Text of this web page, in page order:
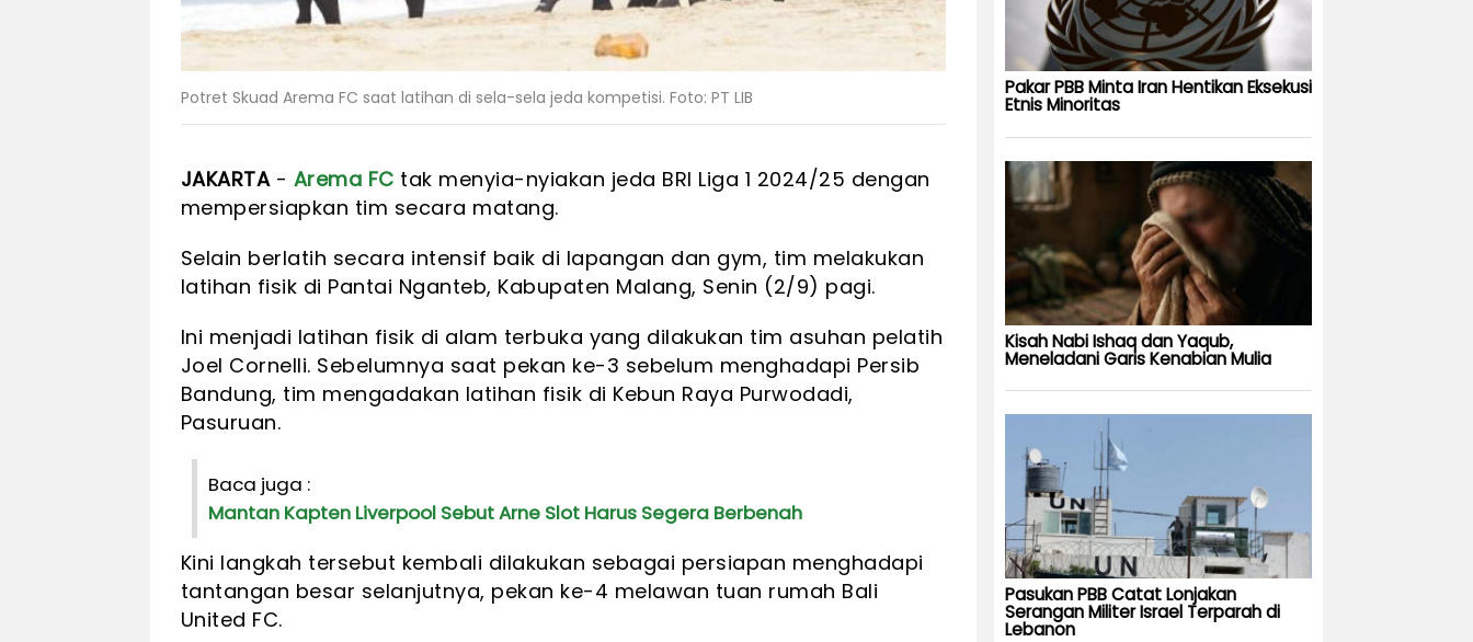
Potret Skuad Arema FC saat latihan di sela-sela jeda kompetisi. Foto: PT LIB
JAKARTA- Arema FC tak menyia-nyiakan jeda BRI Liga 1 2024/25 dengan
mempersiapkan tim secara matang.
Selain berlatih secara intensif baik di lapangan dan gym, tim melakukan
latihan fisik di Pantai Nganteb, Kabupaten Malang, Senin (2/9) pagi.
Ini menjadi latihan fisik di alam terbuka yang dilakukan tim asuhan pelatih
Joel Cornelli. Sebelumnya saat pekan ke-3 sebelum menghadapi Persib
Bandung, tim mengadakan latihan fisik di Kebun Raya Purwodadi,
Pasuruan.
Baca juga :
Mantan Kapten Liverpool Sebut Arne Slot Harus Segera Berbenah
Kini langkah tersebut kembali dilakukan sebagai persiapan menghadapi
tantangan besar selanjutnya, pekan ke-4 melawan tuan rumah Bali
United FC.
Pakar PBB Minta Iran Hentikan Eksekusi
Etnis Minoritas
Kisah Nabi Ishaq dan Yaqub,
Meneladani Garis Kenabian Mulia
Pasukan PBB Catat Lonjakan
Serangan Militer Israel Terparah di
Lebanon